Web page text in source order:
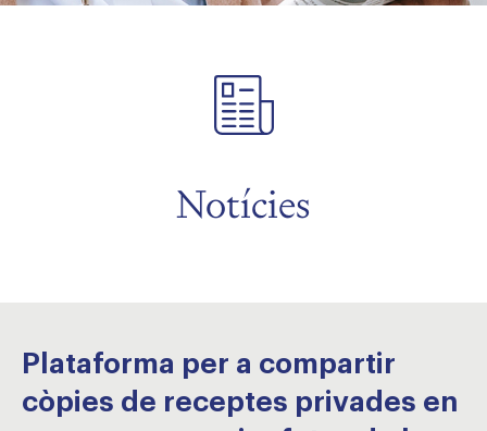
Notícies
Plataforma per a compartir
còpies de receptes privades en